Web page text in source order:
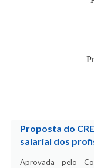
Proposta do
salarial dos
Aprovada pelo